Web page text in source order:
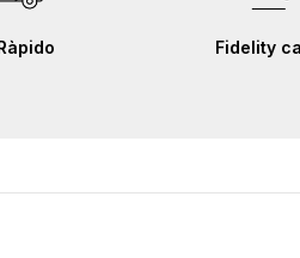
Fidelity